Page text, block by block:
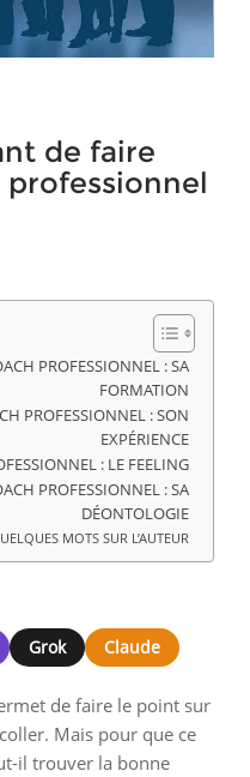
de faire
PROFESSIONNEL : SA
FORMATION
PROFESSIONNEL : SON
EXPÉRIENCE
: LE FEELING
PROFESSIONNEL : SA
DÉONTOLOGIE
MOTS SUR L’AUTEUR
Grok Claude
de faire le point sur
Mais pour que ce
il trouver la bonne